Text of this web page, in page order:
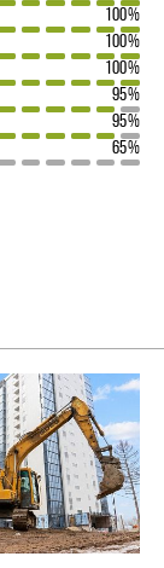
100%
100%
100%
95%
95%
65%